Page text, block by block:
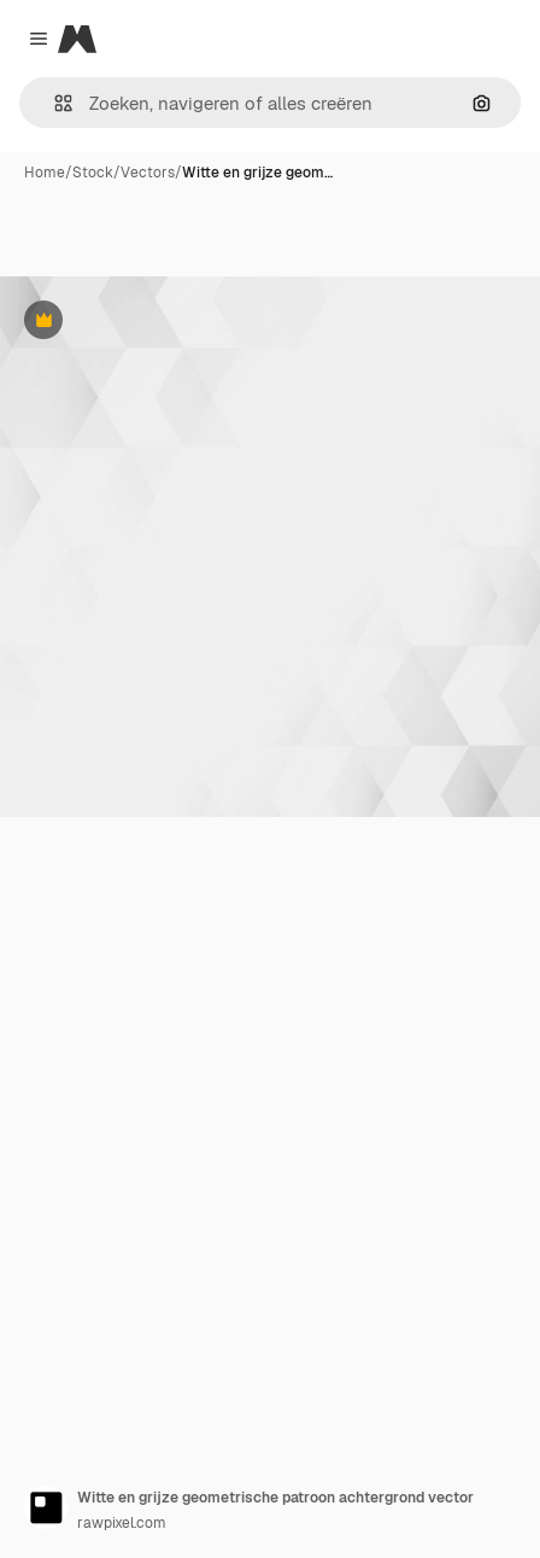
Close menu
Magnific
Home/Stock/Vectors/Witte en grijze geom…
Premium
Witte en grijze geometrische patroon achtergrond vector
rawpixel.com